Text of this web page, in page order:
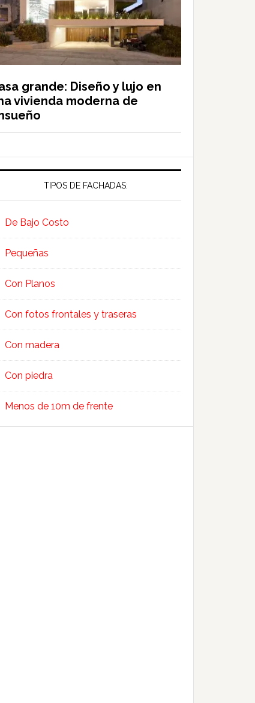
grande: Diseño y lujo en
vivienda moderna de
TIPOS DE FACHADAS:
De Bajo Costo
Pequeñas
Con Planos
Con fotos frontales y traseras
Con madera
Con piedra
Menos de 10m de frente